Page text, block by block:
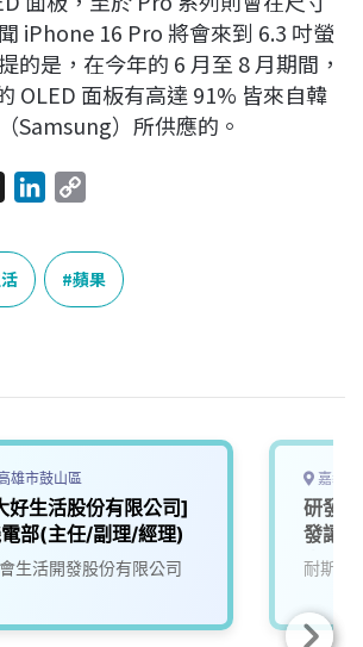
iPhone 16 Pro 將會來到 6.3 吋螢
的是，在今年的 6 月至 8 月期間，
OLED 面板有高達 91% 皆來自韓
Samsung）所供應的。
r
e
a
k
e
n
p
y
L
k
蘋果
雄市鼓山區
好生活股份有限公司]
部(主任/副理/經理)
生活開發股份有限公司
嘉義
研發
發讓
來)2
耐斯企